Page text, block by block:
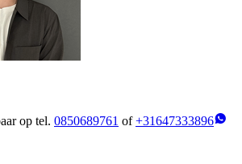
op tel. 0850689761 of+31647333896